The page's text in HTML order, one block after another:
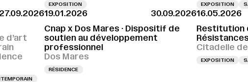
EXPOSITION EXPOSITION
27.09.2026
d’art
19.01.2026
30.09.2026
Cnap x Dos Mares · Dispositif de
soutien au développement
professionnel
Dos Mares
RÉSIDENCE
16.05.2026
Restitution
Citadelle
EXPOSITION